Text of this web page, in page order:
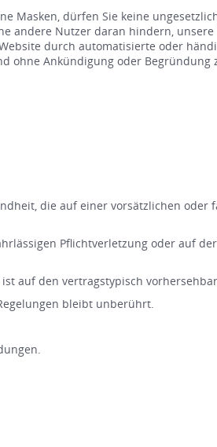
Masken, dürfen Sie keine
andere Nutzer daran hindern,
durch automatisierte oder
ohne Ankündigung oder Begründung
die auf einer vorsätzlichen
Pflichtverletzung oder auf
auf den vertragstypisch
bleibt unberührt.